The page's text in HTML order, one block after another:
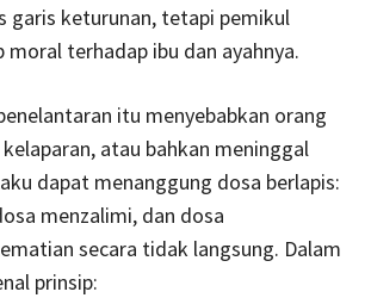
garis keturunan, tetapi pemikul
terhadap ibu dan ayahnya.
itu menyebabkan orang
atau bahkan meninggal
dapat menanggung dosa berlapis:
menzalimi, dan dosa
secara tidak langsung. Dalam
prinsip: